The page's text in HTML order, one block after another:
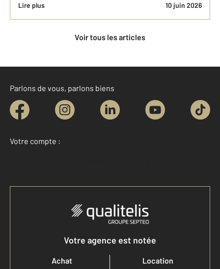
Lire plus 10 juin 2026
Voir tous les articles
Parlons de vous, parlons biens
Votre compte :
Accéder à mon compte
Votre agence est notée
Achat
Location